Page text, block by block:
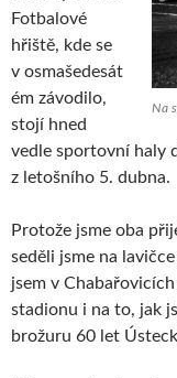
Na
Fotbalové
hřiště, kde se
v osmašedesát
ém závodilo,
stojí hned
vedle sportovní haly
z letošního 5. dubna.
Protože jsme oba
seděli jsme na
jsem v
stadionu i na to, jak
brožuru 60 let